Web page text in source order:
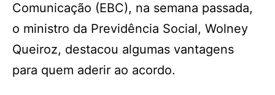
Comunicação (EBC), na semana passada,
o ministro da Previdência Social, Wolney
Queiroz, destacou algumas vantagens
para quem aderir ao acordo.